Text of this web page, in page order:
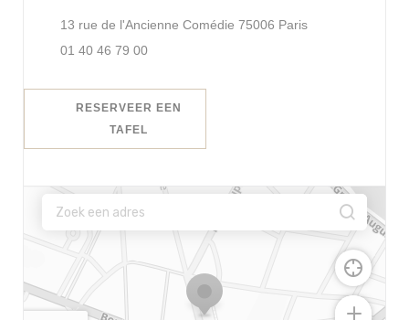
13 rue de l'Ancienne Comédie 75006 Paris((opent in een
01 40 46 79 00
RESERVEER EEN
TAFEL